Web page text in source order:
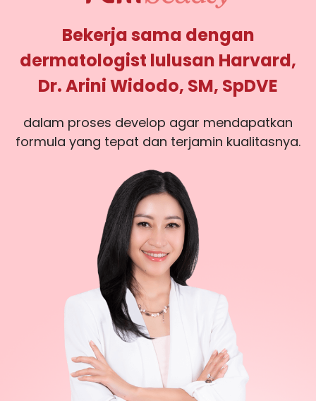
Bekerja sama dengan
dermatologist lulusan Harvard,
Dr. Arini Widodo, SM, SpDVE
dalam proses develop agar mendapatkan
formula yang tepat dan terjamin kualitasnya.